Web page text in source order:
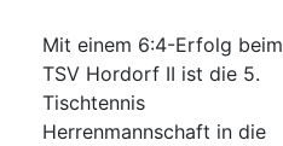
Mit einem 6:4-Erfolg beim
TSV Hordorf II ist die 5.
Tischtennis
Herrenmannschaft in die